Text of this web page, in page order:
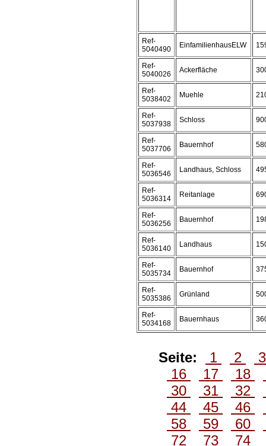
Ref-
5040490
EinfamilienhausELW
Ref-
5040026
Ackerfläche
Ref-
5038402
Muehle
Ref-
5037938
Schloss
Ref-
5037706
Bauernhof
Ref-
5036546
Landhaus, Schloss
Ref-
5036314
Reitanlage
Ref-
5036256
Bauernhof
Ref-
5036140
Landhaus
Ref-
5035734
Bauernhof
Ref-
5035386
Grünland
Ref-
5034168
Bauernhaus
Seite: 1 2
16
17 18
30
31 32
44
45 46
58
59 60
72
73 74